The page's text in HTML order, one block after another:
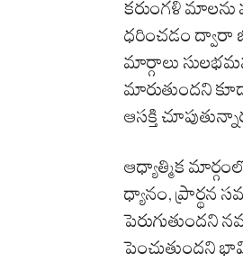
కరుంగళి మాలను
ధరించడం ద్వారా
మార్గాలు
మారుతుందని
ఆసక్తి
ఆధ్యాత్మిక
ధ్యానం,
పెరుగుతుందని
పెంచుతుందని